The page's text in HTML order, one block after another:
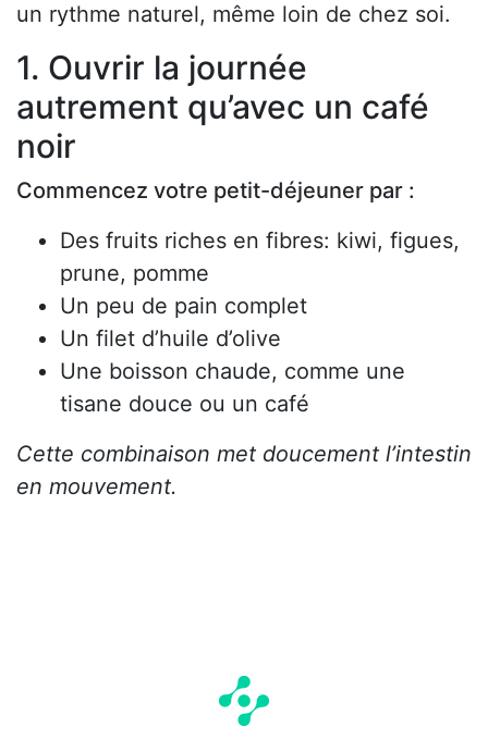
un rythme naturel, même loin de chez soi.
1. Ouvrir la journée
autrement qu’avec un café
noir
Commencez votre petit-déjeuner par :
Des fruits riches en fibres: kiwi, figues,
prune, pomme
Un peu de pain complet
Un filet d’huile d’olive
Une boisson chaude, comme une
tisane douce ou un café
Cette combinaison met doucement l’intestin
en mouvement.